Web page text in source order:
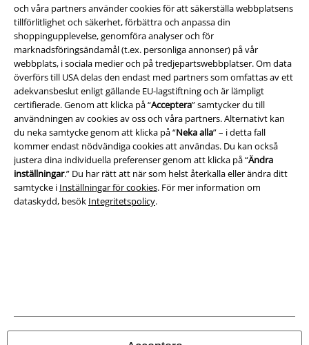
och våra partners använder cookies för att säkerställa webbplatsens
tillförlitlighet och säkerhet, förbättra och anpassa din
shoppingupplevelse, genomföra analyser och för
marknadsföringsändamål (t.ex. personliga annonser) på vår
webbplats, i sociala medier och på tredjepartswebbplatser. Om data
överförs till USA delas den endast med partners som omfattas av ett
adekvansbeslut enligt gällande EU-lagstiftning och är lämpligt
certifierade. Genom att klicka på “Acceptera” samtycker du till
användningen av cookies av oss och våra partners. Alternativt kan
du neka samtycke genom att klicka på “Neka alla” – i detta fall
kommer endast nödvändiga cookies att användas. Du kan också
justera dina individuella preferenser genom att klicka på “Ändra
inställningar.” Du har rätt att när som helst återkalla eller ändra ditt
samtycke i Inställningar för cookies. För mer information om
dataskydd, besök Integritetspolicy.
Juridisk information/Villkor
Villkor
Om oss
Ladda ner villkoren
Inställningar för cookies